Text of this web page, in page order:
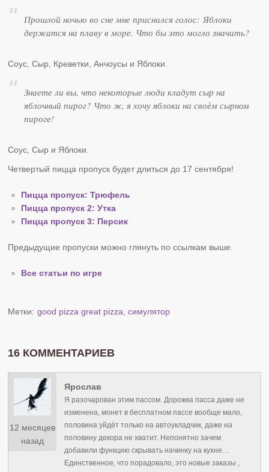
Прошлой ночью во сне мне приснился голос: Яблоки
держатся на плаву в море. Что бы это могло значить?
Соус, Сыр, Креветки, Анчоусы и Яблоки.
Знаете ли вы, что некоторые люди кладут сыр на
яблочный пирог? Что ж, я хочу яблоки на своём сырном
пироге!
Соус, Сыр и Яблоки.
Четвертый пицца пропуск будет длиться до 17 сентября!
Пицца пропуск: Трюфель
Пицца пропуск 2: Утка
Пицца пропуск 3: Персик
Предыдущие пропуски можно глянуть по ссылкам выше.
Все статьи по игре
Метки: good pizza great pizza,симулятор
16 КОММЕНТАРИЕВ
12 месяцев
назад
Ярослав
Я разочарован этим пассом. Дорожка пасса даже не
изменена, монет в бесплатном пассе вообще мало,
половина уйдёт только на автоукладчик, даже на
половину декора не хватит. Непонятно зачем
добавили функцию скрывать начинку на кухне…
Единственное, что порадовало, это новые заказы ,